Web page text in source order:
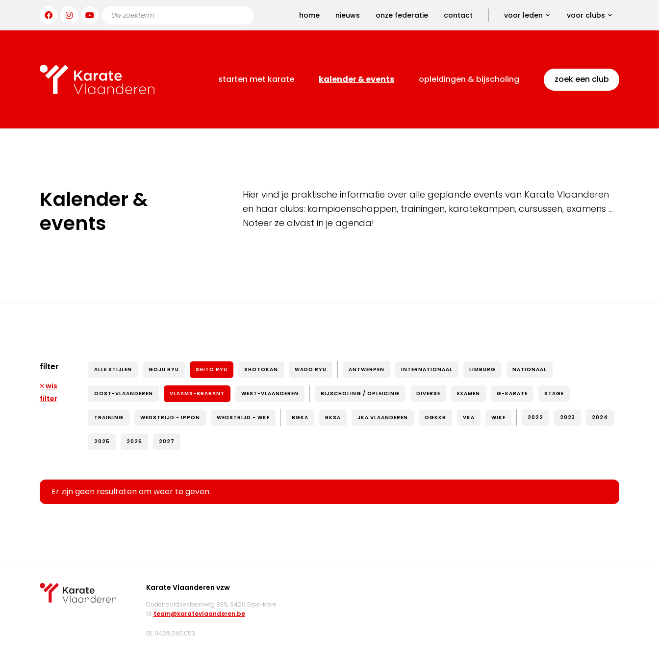
home nieuws onze federatie contact voor leden voor clubs
starten met karate kalender & events opleidingen & bijscholing zoek een club
Kalender &
events
Hier vind je praktische informatie over alle geplande events van Karate Vlaanderen
en haar clubs: kampioenschappen, trainingen, karatekampen, cursussen, examens …
Noteer ze alvast in je agenda!
filter
wis
filter
ALLE STIJLEN GOJU RYU SHITO RYU SHOTOKAN WADO RYU ANTWERPEN INTERNATIONAAL LIMBURG NATIONAAL
OOST-VLAANDEREN VLAAMS-BRABANT WEST-VLAANDEREN BIJSCHOLING / OPLEIDING DIVERSE EXAMEN G-KARATE STAGE
TRAINING WEDSTRIJD - IPPON WEDSTRIJD - WKF BGKA BKSA JKA VLAANDEREN OGKKB VKA WIKF 2022 2023 2024
2025 2026 2027
Er zijn geen resultaten om weer te geven.
Karate Vlaanderen vzw
Oudenaardsesteenweg 839, 9420 Erpe-Mere
M: team@karatevlaanderen.be
BE 0428.240.053